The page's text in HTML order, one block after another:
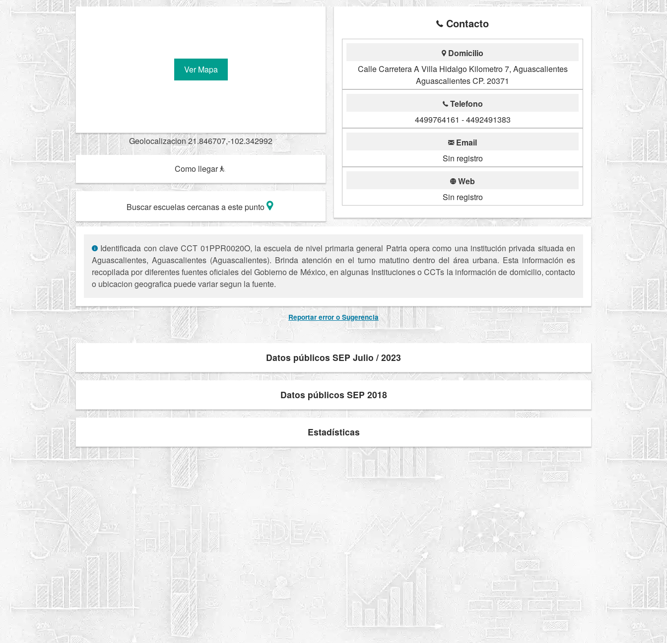
Ver Mapa
Geolocalizacion 21.846707,-102.342992
Como llegar
Buscar escuelas cercanas a este punto
Contacto
Domicilio
Calle Carretera A Villa Hidalgo Kilometro 7, Aguascalientes
Aguascalientes CP. 20371
Telefono
4499764161 - 4492491383
Email
Sin registro
Web
Sin registro
Identificada con clave CCT 01PPR0020O, la escuela de nivel primaria general Patria opera como una institución privada situada en
Aguascalientes, Aguascalientes (Aguascalientes). Brinda atención en el turno matutino dentro del área urbana. Esta información es
recopilada por diferentes fuentes oficiales del Gobierno de México, en algunas Instituciones o CCTs la información de domicilio, contacto
o ubicacion geografica puede variar segun la fuente.
Reportar error o Sugerencia
Datos públicos SEP Julio / 2023
Datos públicos SEP 2018
Estadísticas